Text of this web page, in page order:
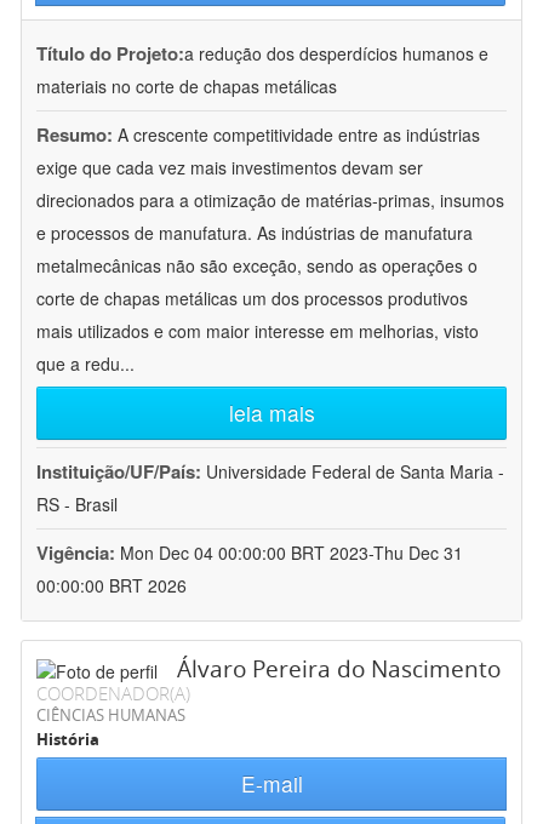
Título do Projeto:a redução dos desperdícios humanos e
materiais no corte de chapas metálicas
Resumo: A crescente competitividade entre as indústrias
exige que cada vez mais investimentos devam ser
direcionados para a otimização de matérias-primas, insumos
e processos de manufatura. As indústrias de manufatura
metalmecânicas não são exceção, sendo as operações o
corte de chapas metálicas um dos processos produtivos
mais utilizados e com maior interesse em melhorias, visto
que a redu...
leia mais
Instituição/UF/País: Universidade Federal de Santa Maria -
RS - Brasil
Vigência: Mon Dec 04 00:00:00 BRT 2023-Thu Dec 31
00:00:00 BRT 2026
Álvaro Pereira do Nascimento
COORDENADOR(A)
CIÊNCIAS HUMANAS
História
E-mail